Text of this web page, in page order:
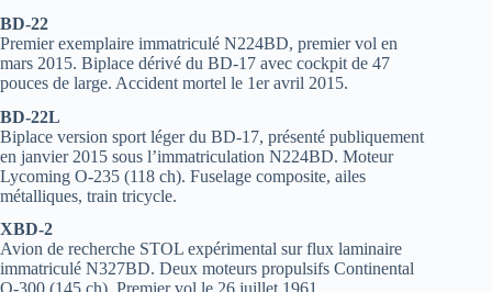
BD-22
Premier exemplaire immatriculé N224BD, premier vol en
mars 2015. Biplace dérivé du BD-17 avec cockpit de 47
pouces de large. Accident mortel le 1er avril 2015.
BD-22L
Biplace version sport léger du BD-17, présenté publiquement
en janvier 2015 sous l’immatriculation N224BD. Moteur
Lycoming O-235 (118 ch). Fuselage composite, ailes
métalliques, train tricycle.
XBD-2
Avion de recherche STOL expérimental sur flux laminaire
immatriculé N327BD. Deux moteurs propulsifs Continental